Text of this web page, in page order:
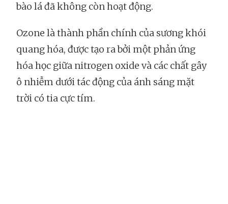
bào lá đã không còn hoạt động.
Ozone là thành phần chính của sương khói
quang hóa, được tạo ra bởi một phản ứng
hóa học giữa nitrogen oxide và các chất gây
ô nhiễm dưới tác động của ánh sáng mặt
trời có tia cực tím.